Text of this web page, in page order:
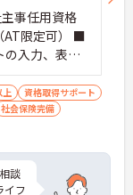
事任用資格
AT限定可） ■
の入力、表計
の入力）※文
上
資格取得サポート
社会保険完備
談
イフ